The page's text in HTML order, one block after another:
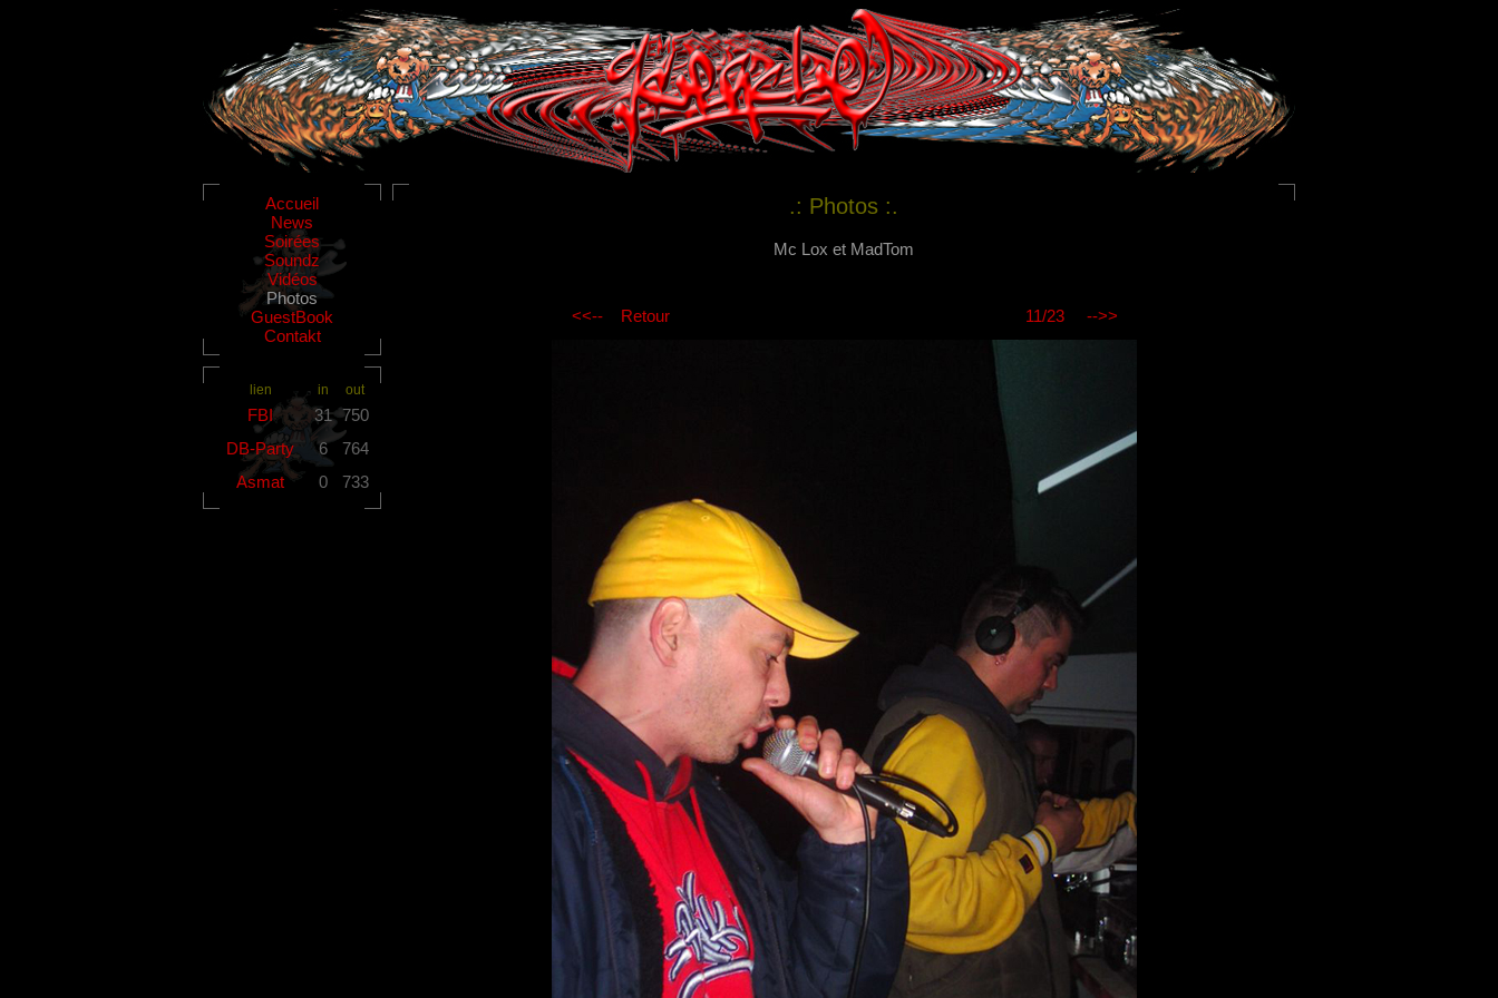
.: Photos :.
Mc Lox et MadTom
<<-- Retour 11/23 -->>
Accueil
News
Soirées
Soundz
Vidéos
Photos
GuestBook
Contakt
lien in out
FBI 31 750
DB-Party
6
764
Asmat
0 733